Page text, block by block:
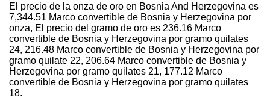
El precio de la onza de oro en Bosnia And Herzegovina es
7,344.51 Marco convertible de Bosnia y Herzegovina por
onza, El precio del gramo de oro es 236.16 Marco
convertible de Bosnia y Herzegovina por gramo quilates
24, 216.48 Marco convertible de Bosnia y Herzegovina por
gramo quilate 22, 206.64 Marco convertible de Bosnia y
Herzegovina por gramo quilates 21, 177.12 Marco
convertible de Bosnia y Herzegovina por gramo quilates
18.